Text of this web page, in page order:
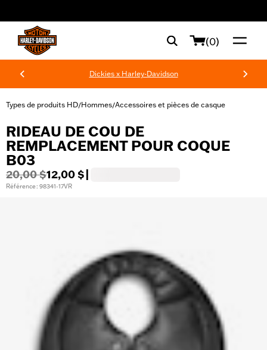
(0)
Dickies x Harley-Davidson
Types de produits HD/Hommes/Accessoires et pièces de casque
RIDEAU DE COU DE
REMPLACEMENT POUR COQUE
B03
20,00 $12,00 $
Référence : 98341-17VR